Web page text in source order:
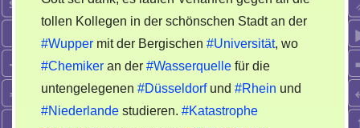
tollen Kollegen in der schönschen Stadt an der
#Wupper mit der Bergischen #Universität, wo
#Chemiker an der #Wasserquelle für die
untengelegenen #Düsseldorfund #Rhein und
#Niederlande studieren. #Katastrophe